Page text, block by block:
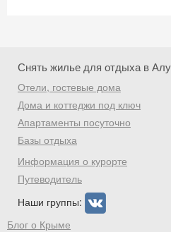
Снять жилье для отдыха в
Отели, гостевые дома
Дома и коттеджи под ключ
Апартаменты посуточно
Базы отдыха
Информация о курорте
Путеводитель
Наши группы:
Блог о Крыме
Получить